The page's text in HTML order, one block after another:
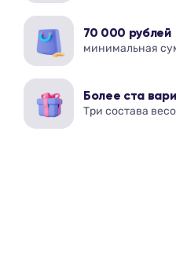
70 000 рублей
минимальная
Более ста
Три состава